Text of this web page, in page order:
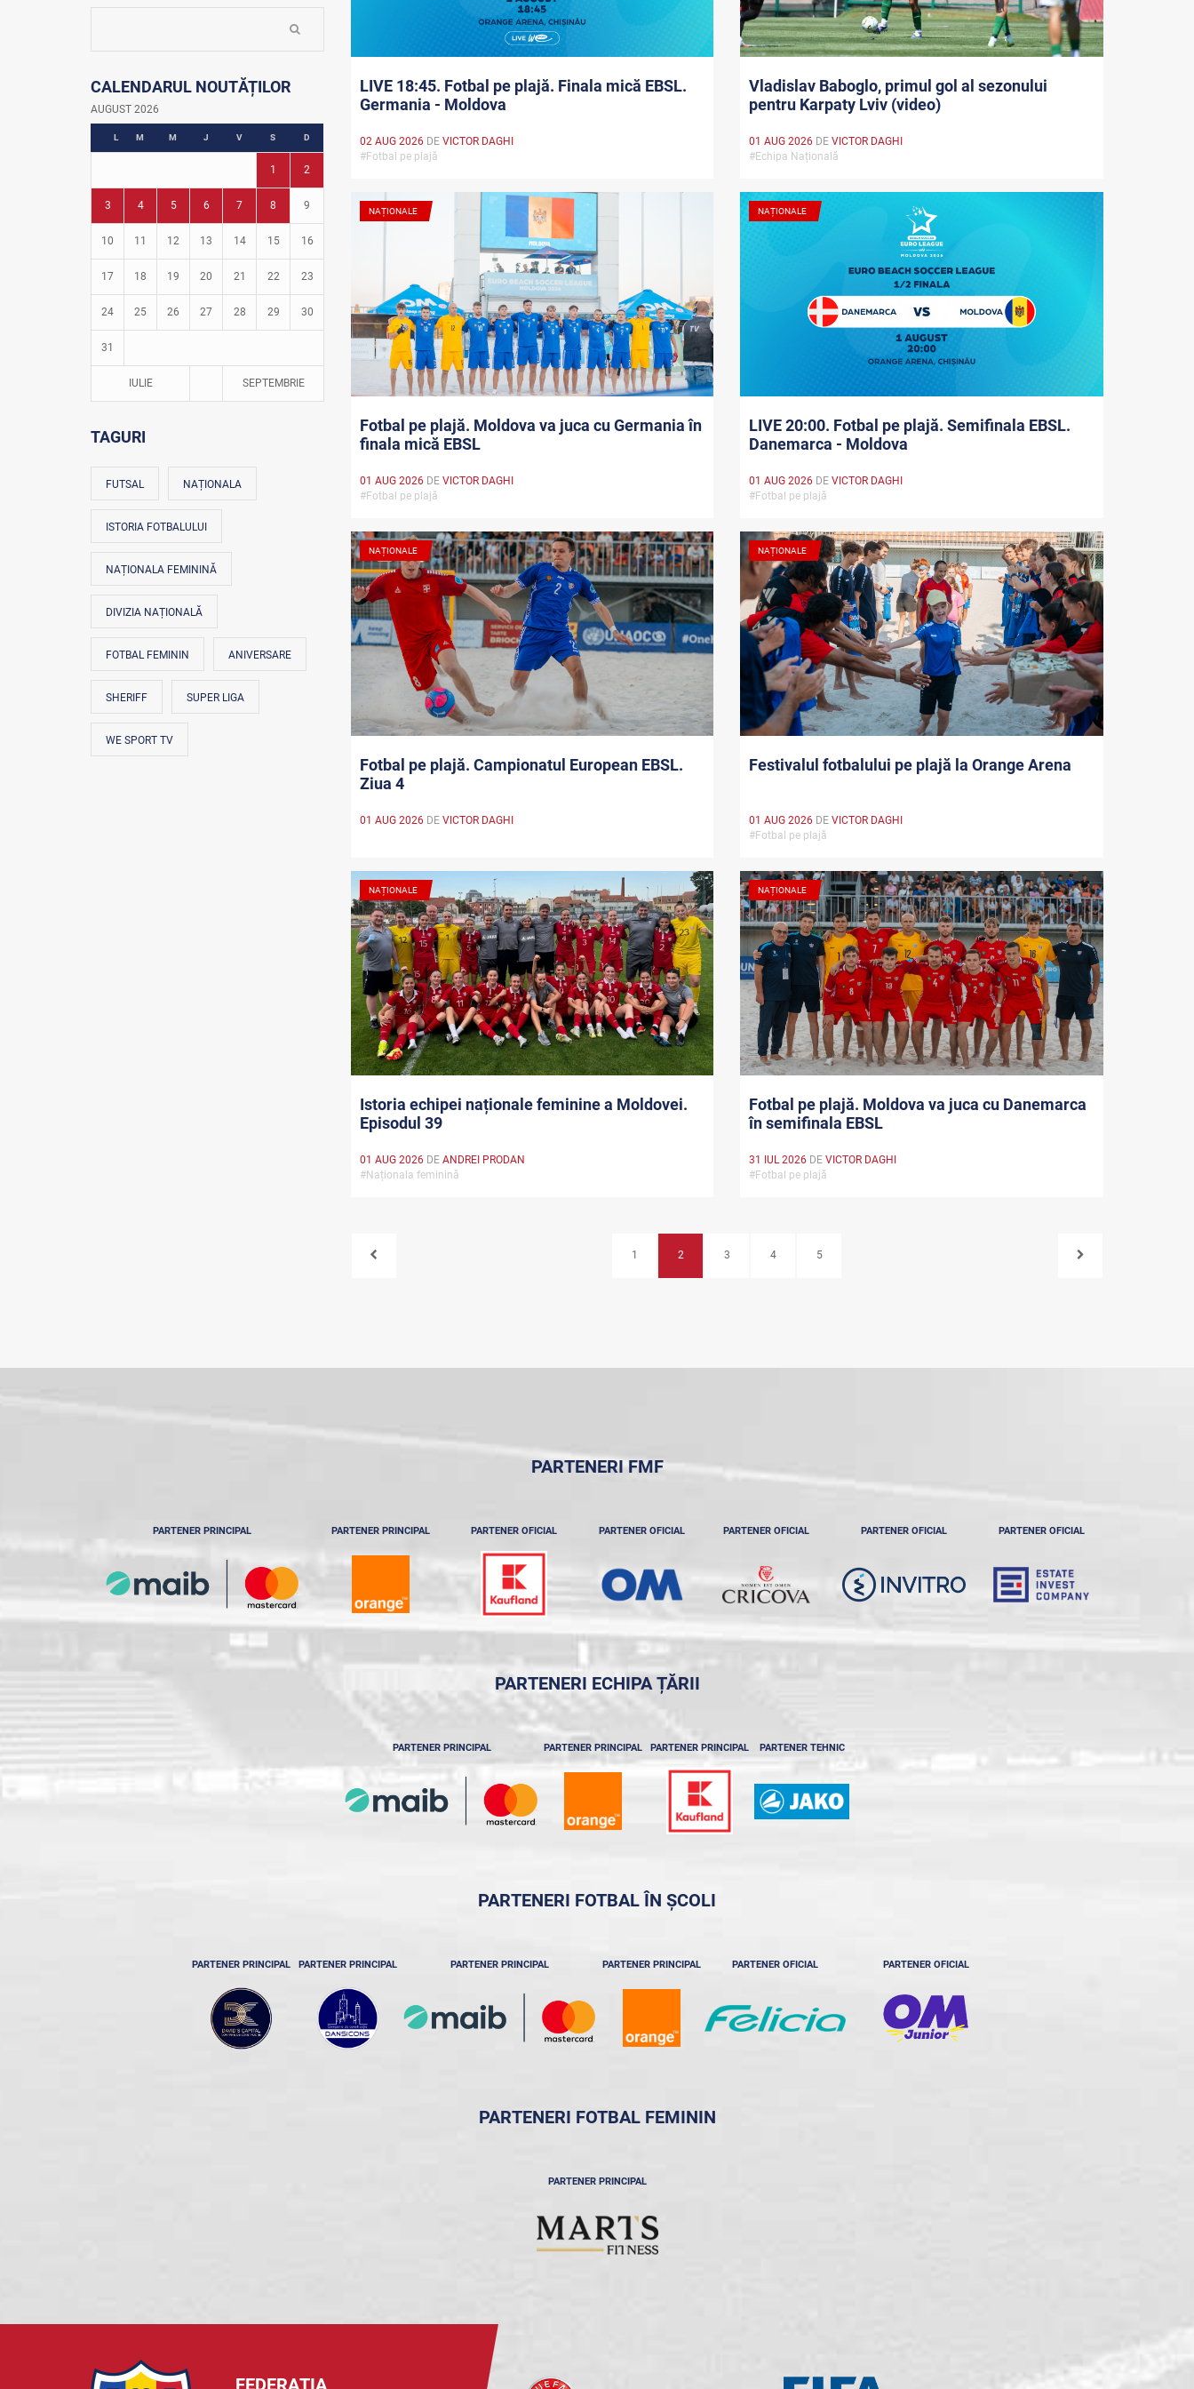
Istoria fotbalului
Turneul Viitorul
Fotbal în grădinițe
CALENDARUL NOUTĂȚILOR
AUGUST 2026
L M M J V S D
1 2
3 4 5 6 7 8 9
10 11 12 13 14 15 16
17 18 19 20 21 22 23
24 25 26 27 28 29 30
31
IULIE SEPTEMBRIE
TAGURI
FUTSAL NAȚIONALA
ISTORIA FOTBALULUI
NAȚIONALA FEMININĂ
DIVIZIA NAȚIONALĂ
FOTBAL FEMININ ANIVERSARE
SHERIFF SUPER LIGA
WE SPORT TV
LIVE 18:45. Fotbal pe plajă. Finala mică EBSL.
Germania - Moldova
02 AUG 2026DE VICTOR DAGHI
#Fotbal pe plajă
Vladislav Baboglo, primul gol al sezonului
pentru Karpaty Lviv (video)
01 AUG 2026 DEVICTOR DAGHI
#Echipa Națională
NAȚIONALE
Fotbal pe plajă. Moldova va juca cu Germania în
finala mică EBSL
01 AUG 2026DE VICTOR DAGHI
#Fotbal pe plajă
NAȚIONALE
LIVE 20:00. Fotbal pe plajă. Semifinala EBSL.
Danemarca - Moldova
01 AUG 2026 DEVICTOR DAGHI
#Fotbal pe plajă
NAȚIONALE
Fotbal pe plajă. Campionatul European EBSL.
Ziua 4
01 AUG 2026DE VICTOR DAGHI
NAȚIONALE
Festivalul fotbalului pe plajă la Orange Arena
01 AUG 2026 DEVICTOR DAGHI
#Fotbal pe plajă
NAȚIONALE
Istoria echipei naționale feminine a Moldovei.
Episodul 39
01 AUG 2026DE ANDREI PRODAN
#Naționala feminină
NAȚIONALE
Fotbal pe plajă. Moldova va juca cu Danemarca
în semifinala EBSL
31 IUL 2026 DEVICTOR DAGHI
#Fotbal pe plajă
1 2 3 4 5
PARTENERI FMF
PARTENER PRINCIPAL PARTENER PRINCIPAL PARTENER OFICIAL PARTENER OFICIAL PARTENER OFICIAL PARTENER OFICIAL PARTENER OFICIAL
PARTENERI ECHIPA ȚĂRII
PARTENER PRINCIPAL PARTENER PRINCIPAL PARTENER PRINCIPAL PARTENER TEHNIC
PARTENERI FOTBAL ÎN ȘCOLI
PARTENER PRINCIPAL PARTENER PRINCIPAL PARTENER PRINCIPAL PARTENER PRINCIPAL PARTENER OFICIAL PARTENER OFICIAL
PARTENERI FOTBAL FEMININ
PARTENER PRINCIPAL
FEDERAȚIA